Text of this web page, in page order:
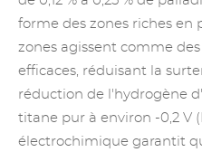
forme des zones riches en
zones agissent comme
efficaces, réduisant la
réduction de l'hydrogène
titane pur à environ -0,2 V
électrochimique garantit